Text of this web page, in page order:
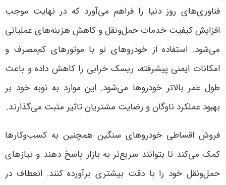
فناوری‌های روز دنیا را فراهم می‌آورد که در نهایت موجب
افزایش کیفیت خدمات حمل‌ونقل و کاهش هزینه‌های عملیاتی
می‌شود. استفاده از خودروهای نو با موتورهای کم‌مصرف و
امکانات ایمنی پیشرفته، ریسک خرابی را کاهش داده و باعث
طول عمر بالاتر خودروها می‌شود. این موارد به نوبه خود بر
بهبود عملکرد ناوگان و رضایت مشتریان تاثیر مثبت می‌گذارند.
فروش اقساطی خودروهای سنگین همچنین به کسب‌وکارها
کمک می‌کند تا بتوانند سریع‌تر به بازار پاسخ دهند و نیازهای
حمل‌ونقل خود را با دقت بیشتری برآورده کنند. انعطاف در